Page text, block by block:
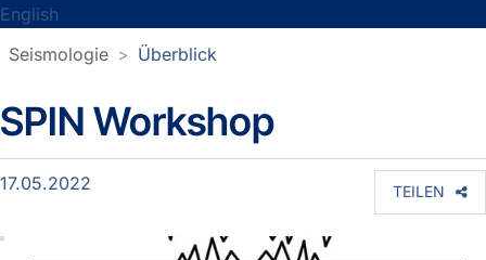
English
Seismologie Überblick
Detailseite Sektionsnews
SPIN Workshop
17.05.2022 TEILEN